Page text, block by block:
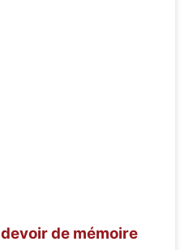
de mémoire